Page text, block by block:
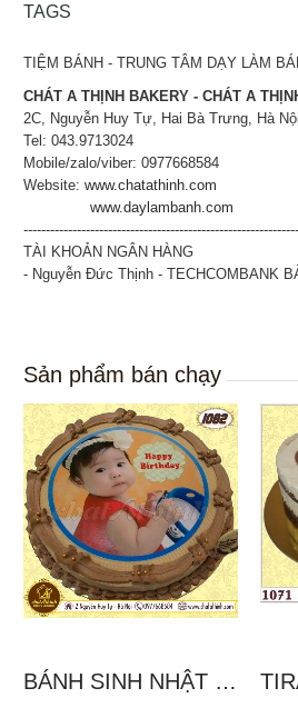
TAGS
TIỆM BÁNH - TRUNG TÂM DẠY LÀM
CHÁT A THỊNH BAKERY - CHÁT A
2C, Nguyễn Huy Tự, Hai Bà Trưng, Hà Nội.
Tel: 043.9713024
Mobile/zalo/viber: 0977668584
Website:www.chatathinh.com
www.daylambanh.com
TÀI KHOẢN NGÂN HÀNG
- Nguyễn Đức Thịnh - TECHCOMBANK
Sản phẩm bán chạy
BÁNH SINH NHẬT IN...